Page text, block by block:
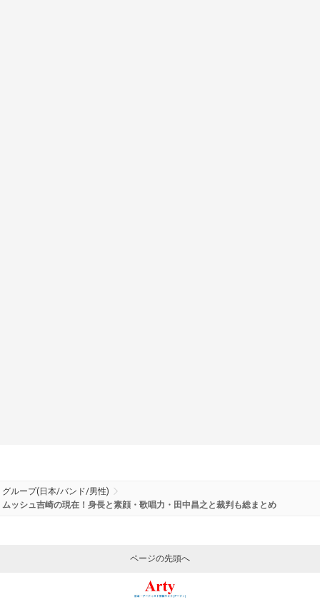
グループ(日本/バンド/男性)
ムッシュ吉崎の現在！身長と素顔・歌唱力・田中昌之と裁判も総まとめ
ページの先頭へ